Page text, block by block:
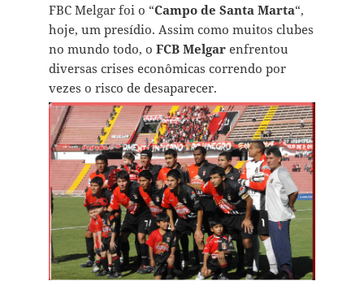
FBC Melgar foi o “Campo de Santa Marta“,
hoje, um presídio. Assim como muitos clubes
no mundo todo, o FCB Melgar enfrentou
diversas crises econômicas correndo por
vezes o risco de desaparecer.